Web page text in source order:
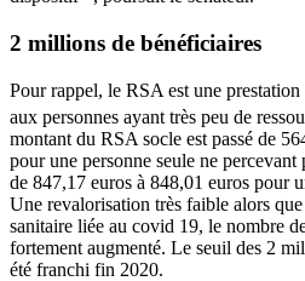
2 millions de bénéficiaires
Pour rappel, le RSA est une
aux personnes ayant très peu de
montant du RSA socle est passé de
pour une personne seule ne percevant
de 847,17 euros à 848,01 euros pour
Une revalorisation très faible alors
sanitaire liée au covid 19, le nombre
fortement augmenté. Le seuil des 2
été franchi fin 2020.